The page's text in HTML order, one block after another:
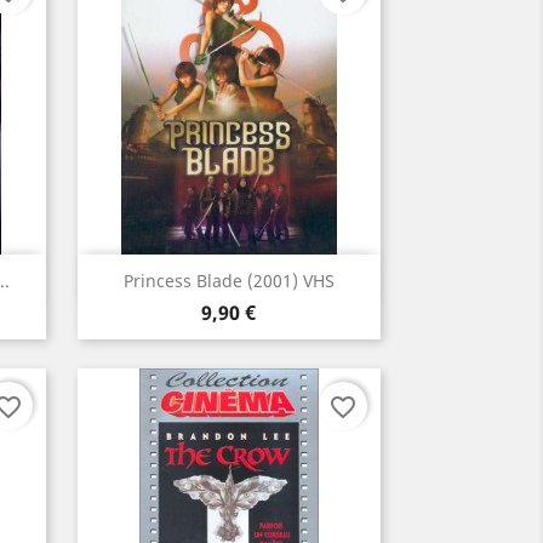
Princess Blade (2001) VHS
Prix
9,90 €
Aperçu rapide
favorite_border